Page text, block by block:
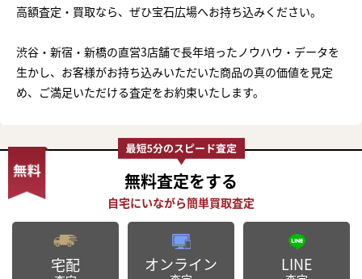
高額査定・買取なら、ぜひ宝石広場へお持ち込みください。
渋谷・新宿・新橋の直営3店舗で長年培ったノウハウ・データを
生かし、お客様がお持ち込みいただいた商品の真の価値を見定
め、ご満足いただける査定をお約束いたします。
無料査定をする
宅配 オンライン LINE